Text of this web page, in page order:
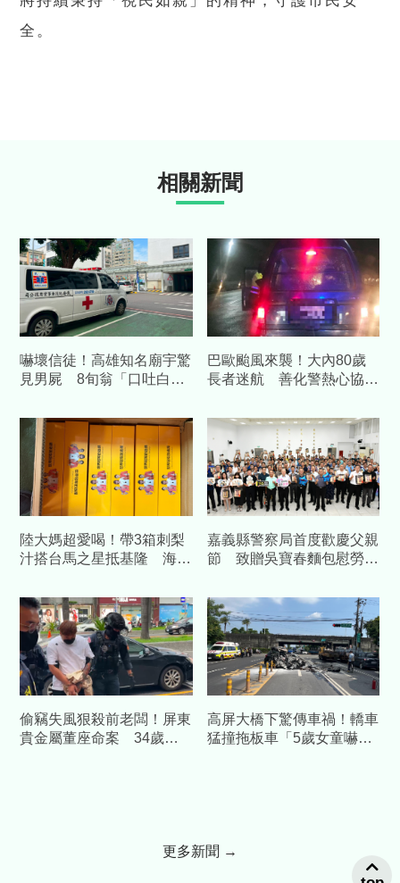
全。
相關新聞
嚇壞信徒！高雄知名廟宇驚
見男屍 8旬翁「口吐白
巴歐颱風來襲！大內80歲
長者迷航 善化警熱心協尋
陸大媽超愛喝！帶3箱刺梨
汁搭台馬之星抵基隆 海巡
嘉義縣警察局首度歡慶父親
節 致贈吳寶春麵包慰勞警
偷竊失風狠殺前老闆！屏東
貴金屬董座命案 34歲前
高屏大橋下驚傳車禍！轎車
猛撞拖板車「5歲女童嚇
更多新聞 →